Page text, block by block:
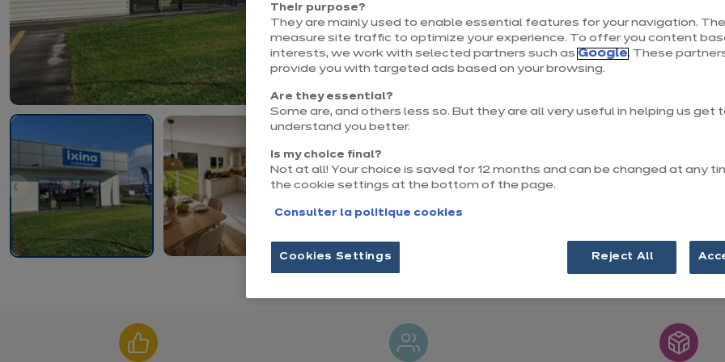
42160 Andrézieux Bouthéon
Voir le numéro
a.com
Their purpose?
They are mainly used to enable essential features for your navigation.
measure site traffic to optimize your experience. To offer you content
interests, we work with selected partners such as Google. These
provide you with targeted ads based on your browsing.
Are they essential?
Some are, and others less so. But they are all very useful in helping us get
understand you better.
Is my choice final?
Not at all! Your choice is saved for 12 months and can be changed at any
the cookie settings at the bottom of the page.
Consulter la politique cookies
Cookies Settings Reject All